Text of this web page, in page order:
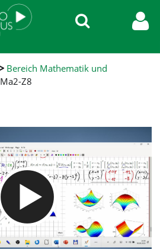
Bereich Mathematik und
Ma2-Z8